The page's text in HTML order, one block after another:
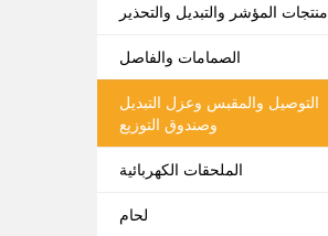
منتجات المؤشر والتبديل والتحذير
الصمامات والفاصل
التوصيل والمقبس وعزل التبديل
وصندوق التوزيع
الملحقات الكهربائية
لحام